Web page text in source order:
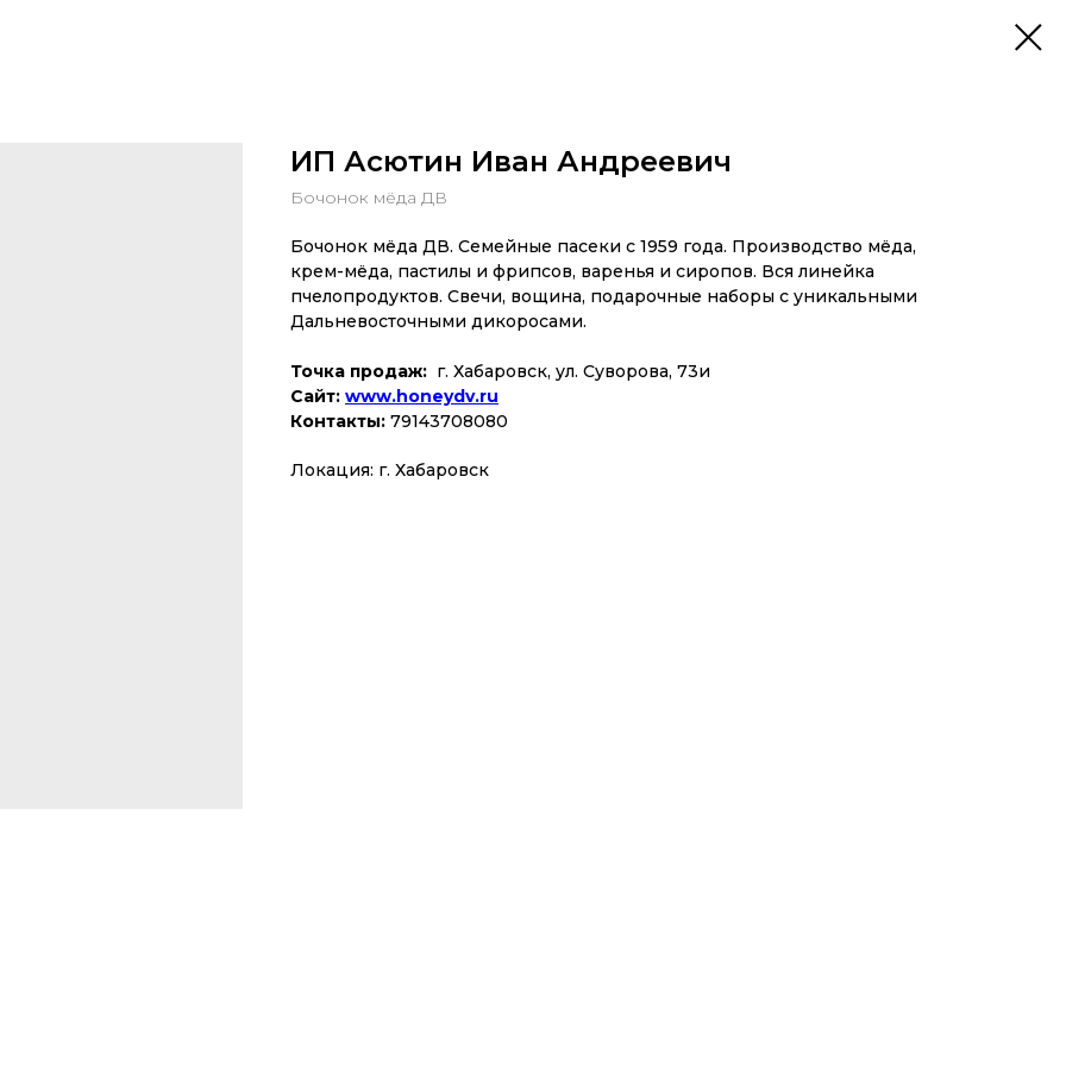
ИП Асютин Иван Андреевич
Бочонок мёда ДВ
Бочонок мёда ДВ. Семейные пасеки с 1959 года. Производство мёда,
крем-мёда, пастилы и фрипсов, варенья и сиропов. Вся линейка
пчелопродуктов. Свечи, вощина, подарочные наборы с уникальными
Дальневосточными дикоросами.
Точка продаж: г. Хабаровск, ул. Суворова, 73и
Сайт: www.honeydv.ru
Контакты: 79143708080
Локация: г. Хабаровск